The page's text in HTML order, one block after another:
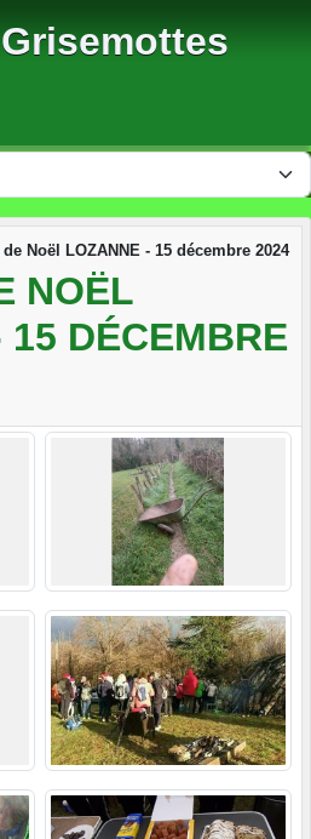
de Noël LOZANNE - 15 décembre 2024
NOËL
DÉCEMBRE